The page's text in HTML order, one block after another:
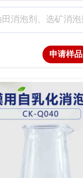
申请样品